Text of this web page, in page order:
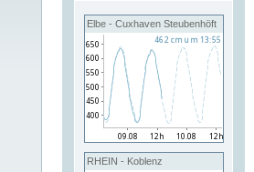
Elbe - Cuxhaven Steubenhöft
RHEIN - Koblenz